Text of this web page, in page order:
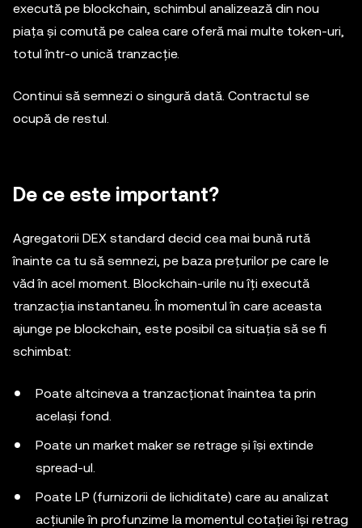
execută pe blockchain, schimbul analizează din nou
piața și comută pe calea care oferă mai multe token-uri,
totul într-o unică tranzacție.
Continui să semnezi o singură dată. Contractul se
ocupă de restul.
De ce este important?
Agregatorii DEX standard decid cea mai bună rută
înainte ca tu să semnezi, pe baza prețurilor pe care le
văd în acel moment. Blockchain-urile nu îți execută
tranzacția instantaneu. În momentul în care aceasta
ajunge pe blockchain, este posibil ca situația să se fi
schimbat:
Poate altcineva a tranzacționat înaintea ta prin
același fond.
Poate un market maker se retrage și își extinde
spread-ul.
Poate LP (furnizorii de lichiditate) care au analizat
acțiunile în profunzime la momentul cotației își retrag